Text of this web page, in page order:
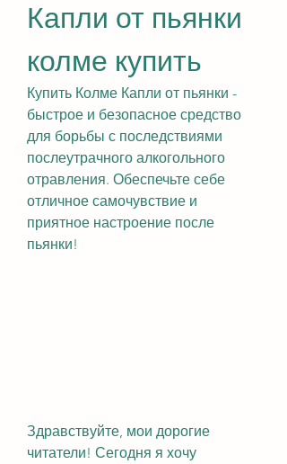
Капли от пьянки
колме купить
Купить Колме Капли от пьянки -
быстрое и безопасное средство
для борьбы с последствиями
послеутрачного алкогольного
отравления. Обеспечьте себе
отличное самочувствие и
приятное настроение после
пьянки!
Здравствуйте, мои дорогие
читатели! Сегодня я хочу